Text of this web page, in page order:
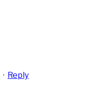
· Reply